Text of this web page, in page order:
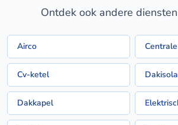
Ontdek ook andere
Airco
Cv-ketel
Dakkapel